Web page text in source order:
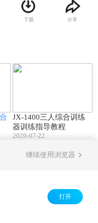
下载 分享
JX-1400三人综合训练
器训练指导教程
2020-07-22
继续使用浏览器
打开